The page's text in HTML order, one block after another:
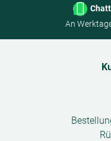
€ 851,23/KG
An